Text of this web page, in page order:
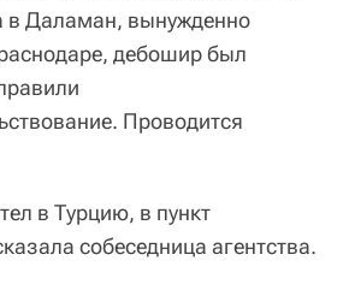
в Даламан, вынужденно
дебошир был
Проводится
в Турцию, в пункт
собеседница агентства.